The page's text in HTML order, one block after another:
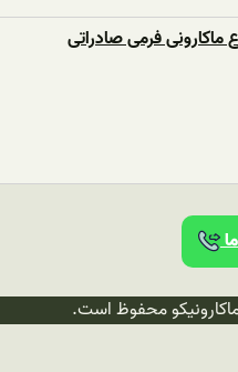
ماکارونی فرمی صادراتی
محفوظ است.